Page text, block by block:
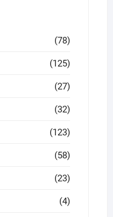
(78)
(125)
(27)
(32)
(123)
(58)
(23)
(4)